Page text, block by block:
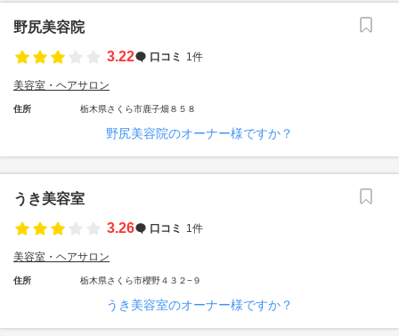
野尻美容院
3.22
口コミ 1件
美容室・ヘアサロン
住所 栃木県さくら市鹿子畑８５８
野尻美容院のオーナー様ですか？
うき美容室
3.26
口コミ 1件
美容室・ヘアサロン
住所 栃木県さくら市櫻野４３２−９
うき美容室のオーナー様ですか？